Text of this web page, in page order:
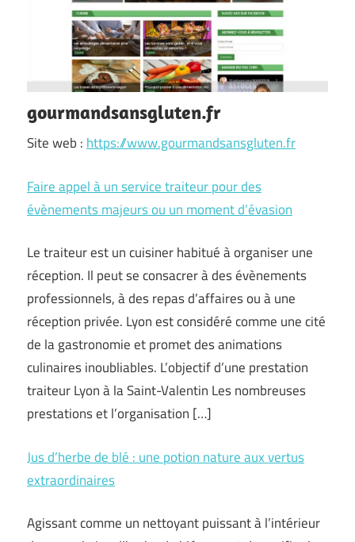
gourmandsansgluten.fr
Site web : https://www.gourmandsansgluten.fr
Faire appel à un service traiteur pour des
évènements majeurs ou un moment d’évasion
Le traiteur est un cuisiner habitué à organiser une
réception. Il peut se consacrer à des évènements
professionnels, à des repas d’affaires ou à une
réception privée. Lyon est considéré comme une cité
de la gastronomie et promet des animations
culinaires inoubliables. L’objectif d’une prestation
traiteur Lyon à la Saint-Valentin Les nombreuses
prestations et l’organisation […]
Jus d’herbe de blé : une potion nature aux vertus
extraordinaires
Agissant comme un nettoyant puissant à l’intérieur